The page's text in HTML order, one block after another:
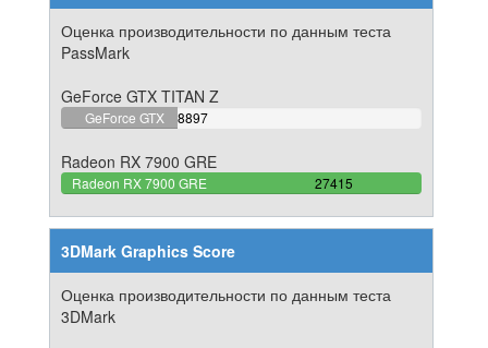
Оценка производительности по данным теста
PassMark
GeForce GTX TITAN Z
GeForce GTX
8897
32.453036658763%
Radeon RX 7900 GRE
Radeon RX 7900 GRE 27415
100%
3DMark Graphics Score
Оценка производительности по данным теста
3DMark